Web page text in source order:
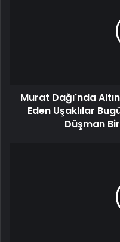
Murat Dağı'nda
Eden Uşaklılar
Düşman